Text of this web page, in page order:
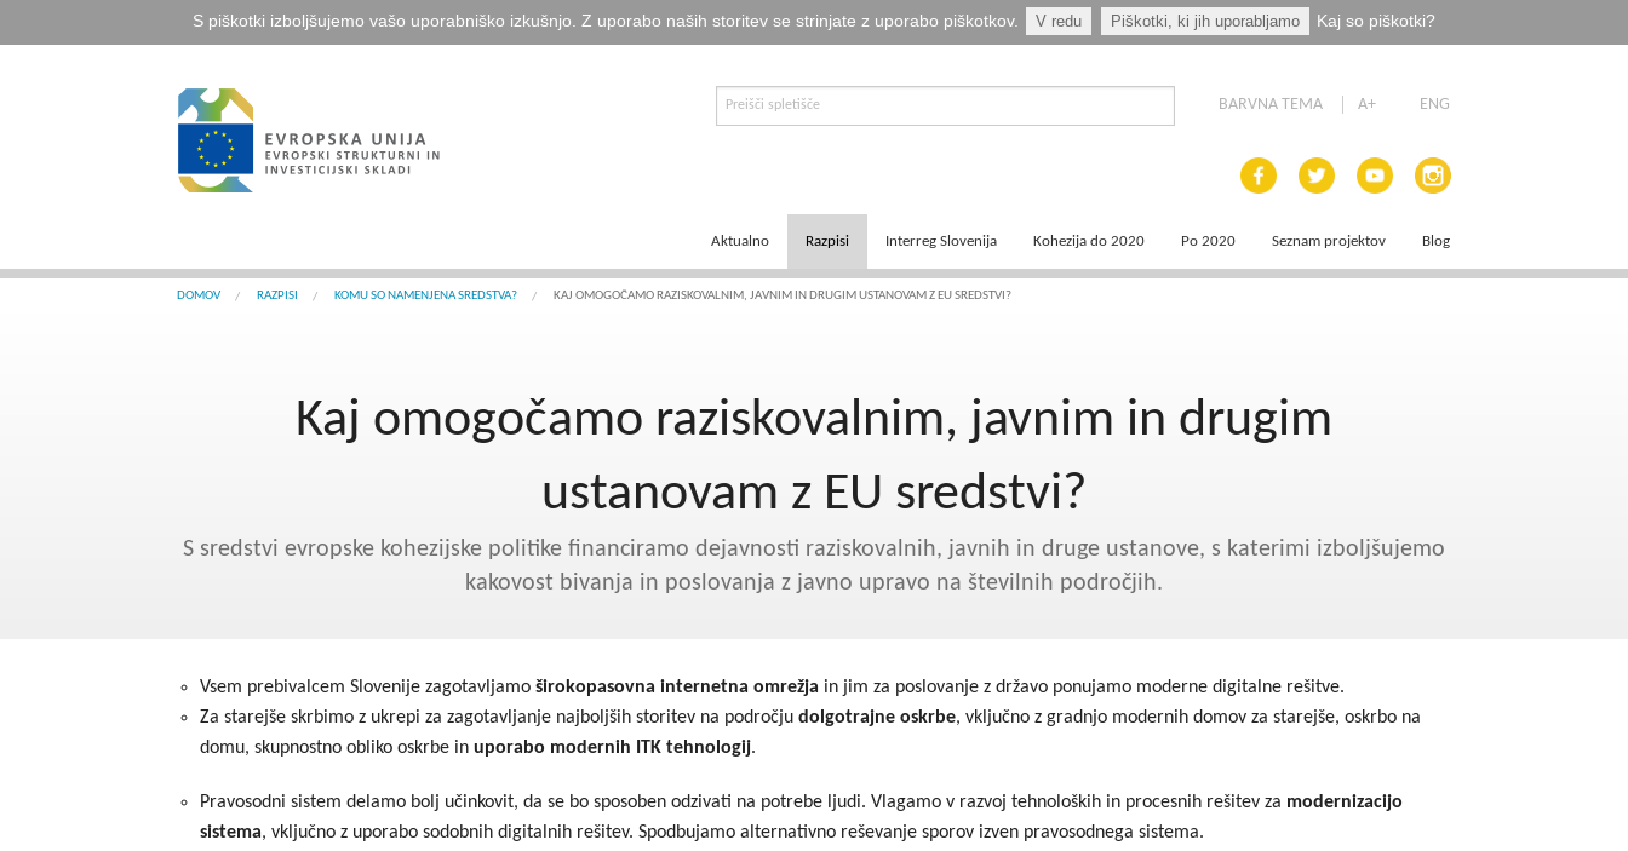
S piškotki izboljšujemo vašo uporabniško izkušnjo. Z uporabo naših storitev se strinjate z uporabo piškotkov. V redu Piškotki, ki jih uporabljamo Kaj so piškotki?
BARVNA TEMA A+ ENG
Aktualno
E-informator Vizija kohezija
Logotipi
Fotogalerija in videi
Ekošola
Razpisi
Aktualni razpisi
Napovedani razpisi
Interreg Slovenija
Čezmejno sodelovanje
Medregionalno sodelovanje
Kohezija do 2020
Zakonodaja
Po 2020 Seznam projektov Blog
DOMOV RAZPISI KOMU SO NAMENJENA SREDSTVA? KAJ OMOGOČAMO RAZISKOVALNIM, JAVNIM IN DRUGIM USTANOVAM Z EU SREDSTVI?
Kaj omogočamo raziskovalnim, javnim in drugim
ustanovam z EU sredstvi?
S sredstvi evropske kohezijske politike financiramo dejavnosti raziskovalnih, javnih in druge ustanove, s katerimi izboljšujemo
kakovost bivanja in poslovanja z javno upravo na številnih področjih.
Vsem prebivalcem Slovenije zagotavljamo širokopasovna internetna omrežja in jim za poslovanje z državo ponujamo moderne digitalne rešitve.
Za starejše skrbimo z ukrepi za zagotavljanje najboljših storitev na področju dolgotrajne oskrbe, vključno z gradnjo modernih domov za starejše, oskrbo na
domu, skupnostno obliko oskrbe in uporabo modernih ITK tehnologij.
Pravosodni sistem delamo bolj učinkovit, da se bo sposoben odzivati na potrebe ljudi. Vlagamo v razvoj tehnoloških in procesnih rešitev za modernizacijo
sistema, vključno z uporabo sodobnih digitalnih rešitev. Spodbujamo alternativno reševanje sporov izven pravosodnega sistema.